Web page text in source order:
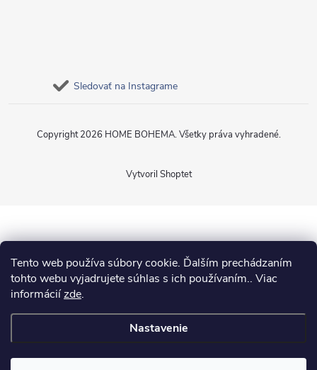
Tento web používa súbory cookie. Ďalším prechádzaním
tohto webu vyjadrujete súhlas s ich používaním.. Viac
informáciízde.
Nastavenie
Sledovať na Instagrame
Vytvoril Shoptet
Copyright 2026 HOME BOHEMA. Všetky práva vyhradené.